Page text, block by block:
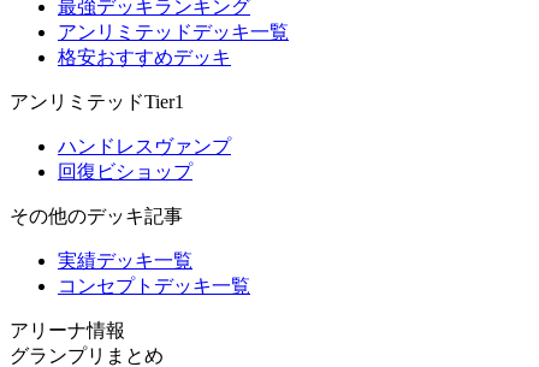
最強デッキランキング
アンリミテッドデッキ一覧
格安おすすめデッキ
アンリミテッドTier1
ハンドレスヴァンプ
回復ビショップ
その他のデッキ記事
実績デッキ一覧
コンセプトデッキ一覧
アリーナ情報
グランプリまとめ